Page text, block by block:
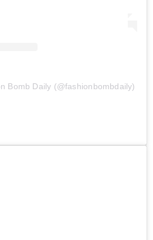
Bomb Daily (@fashionbombdaily)